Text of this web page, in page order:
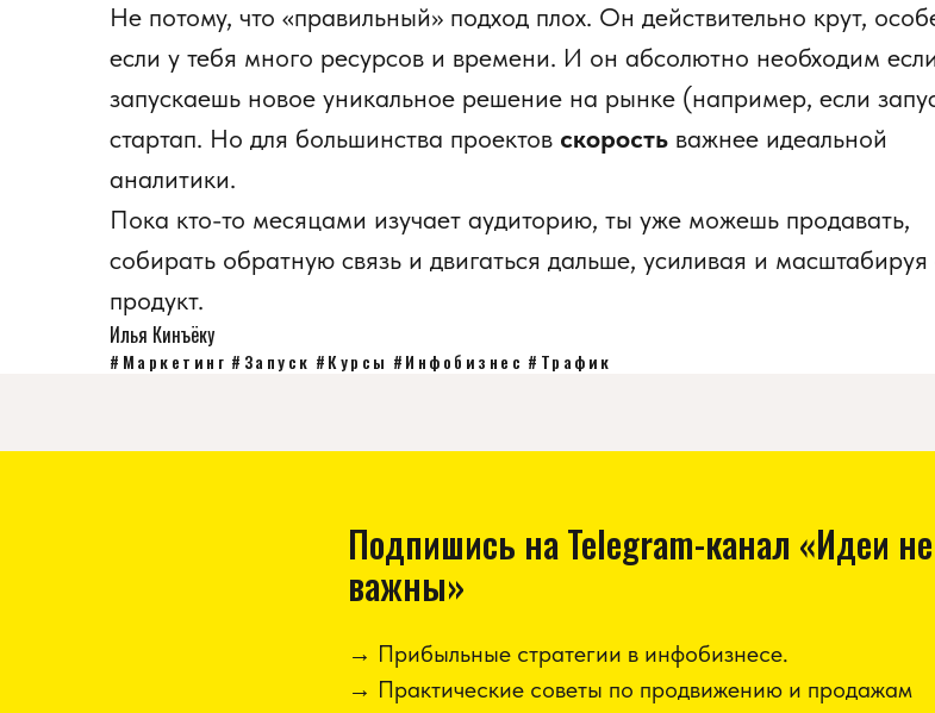
Не потому, что «правильный» подход плох. Он действительно крут,
если у тебя много ресурсов и времени. И он абсолютно необходим
запускаешь новое уникальное решение на рынке (например, если
стартап. Но для большинства проектов скорость важнее идеальной
аналитики.
Пока кто-то месяцами изучает аудиторию, ты уже можешь продавать,
собирать обратную связь и двигаться дальше, усиливая и масштабируя
продукт.
Илья Кинъёку
#Маркетинг #Запуск #Курсы #Инфобизнес #Трафик
Подпишись на Telegram-канал «Идеи не
важны»
→ Прибыльные стратегии в инфобизнесе.
→ Практические советы по продвижению и продажам